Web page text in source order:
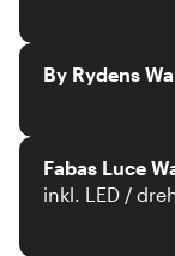
By Rydens
Fabas Luce
inkl. LED /